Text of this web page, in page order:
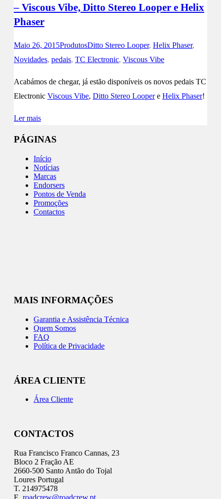
– Viscous Vibe, Ditto Stereo Looper e Helix
Phaser
Maio 26, 2015ProdutosDitto Stereo Looper, Helix Phaser,
Novidades, pedais, TC Electronic, Viscous Vibe
Acabámos de chegar, já estão disponíveis os novos pedais TC
Electronic Viscous Vibe, Ditto Stereo Loopere Helix Phaser!
Ler mais
PÁGINAS
Início
Notícias
Marcas
Endorsers
Pontos de Venda
Promoções
Contactos
MAIS INFORMAÇÕES
Garantia e Assistência Técnica
Quem Somos
FAQ
Política de Privacidade
ÁREA CLIENTE
Área Cliente
CONTACTOS
Rua Francisco Franco Cannas, 23
Bloco 2 Fração AE
2660-500 Santo Antão do Tojal
Loures Portugal
T. 214975478